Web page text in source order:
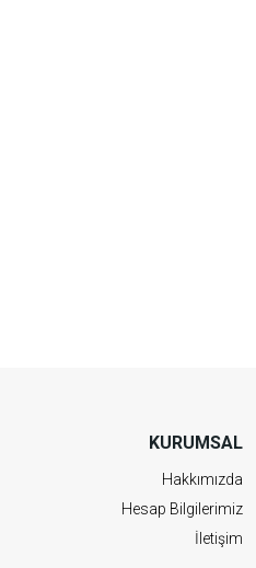
KURUMSAL
Hakkımızda
Hesap Bilgilerimiz
İletişim